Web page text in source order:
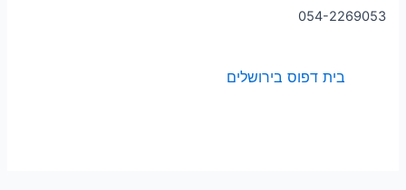
054-2269053
בית דפוס בירושלים